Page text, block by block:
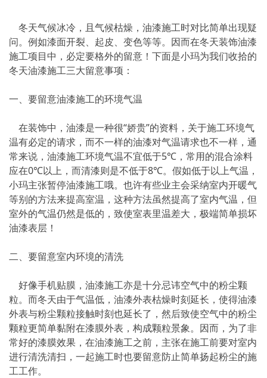
冬天气候冰冷，且气候枯燥，油漆施工时对比简单出现疑
问。例如漆面开裂、起皮、变色等等。因而在冬天装饰油漆
施工项目中，必定要格外的留意！下面是小玛为我们收拾的
冬天油漆施工三大留意事项：
一、要留意油漆施工的环境气温
在装饰中，油漆是一种很“娇贵”的资料，关于施工环境气
温有必定的请求，而不一样的油漆对气温请求也不一样，通
常来说，油漆施工环境气温不宜低于5℃，常用的混合涂料
应在0℃以上，而清漆则是不低于8℃。假如低于以上气温，
小玛主张暂停油漆施工哦。也许有些业主会采纳室内开暖气
等别的方法来提高室温，这种方法虽然提高了室内气温，但
室外的气温仍然是低的，致使室表里温差大，极端简单损坏
油漆表层！
二、要留意室内环境的清洗
好像手机贴膜，油漆施工亦是十分忌讳空气中的粉尘颗
粒。而冬天由于气温低，油漆外表枯燥时刻延长，使得油漆
外表与粉尘颗粒接触时刻也延长了，然后致使空气中的粉尘
颗粒更简单黏附在漆膜外表，构成颗粒景象。因而，为了非
常好的漆膜效果，在油漆施工之前，主张在施工前要对室内
进行清洗清扫，一起施工时也要留意防止简单扬起粉尘的施
工工作。